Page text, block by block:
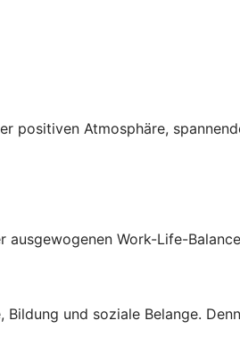
positiven Atmosphäre,
Work-Life-
und soziale Belange.